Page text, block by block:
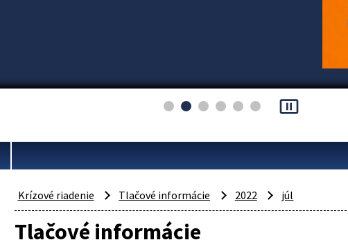
pause_presentation
Krízové riadenie Tlačové informácie 2022 júl
Tlačové informácie